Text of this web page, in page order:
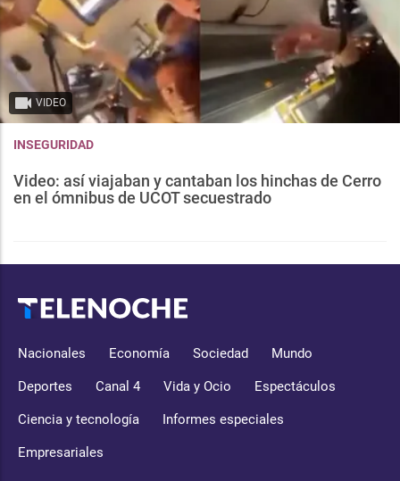
VIDEO
INSEGURIDAD
Video: así viajaban y cantaban los hinchas de Cerro
en el ómnibus de UCOT secuestrado
Nacionales Economía Sociedad Mundo
Deportes Canal 4 Vida y Ocio Espectáculos
Ciencia y tecnología Informes especiales
Empresariales